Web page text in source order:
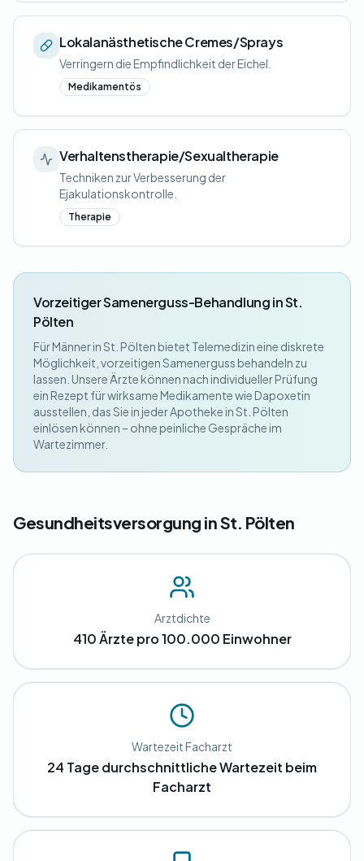
Lokalanästhetische Cremes/Sprays
Verringern die Empfindlichkeit der Eichel.
Medikamentös
Verhaltenstherapie/Sexualtherapie
Techniken zur Verbesserung der
Ejakulationskontrolle.
Therapie
Vorzeitiger Samenerguss-Behandlung in St.
Pölten
Für Männer in St. Pölten bietet Telemedizin eine diskrete
Möglichkeit, vorzeitigen Samenerguss behandeln zu
lassen. Unsere Ärzte können nach individueller Prüfung
ein Rezept für wirksame Medikamente wie Dapoxetin
ausstellen, das Sie in jeder Apotheke in St. Pölten
einlösen können – ohne peinliche Gespräche im
Wartezimmer.
Gesundheitsversorgung in St. Pölten
Arztdichte
410 Ärzte pro 100.000 Einwohner
Wartezeit Facharzt
24 Tage durchschnittliche Wartezeit beim
Facharzt